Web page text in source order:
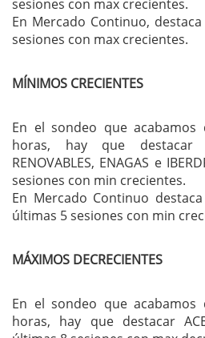
sesiones con max crecientes.
En Mercado Continuo,
sesiones con max crecientes.
MÍNIMOS CRECIENTES
En el sondeo que acabamos
horas, hay que destacar
RENOVABLES, ENAGAS e
sesiones con min crecientes.
En Mercado Continuo destaca
últimas 5 sesiones con min
MÁXIMOS DECRECIENTES
En el sondeo que acabamos
horas, hay que destacar